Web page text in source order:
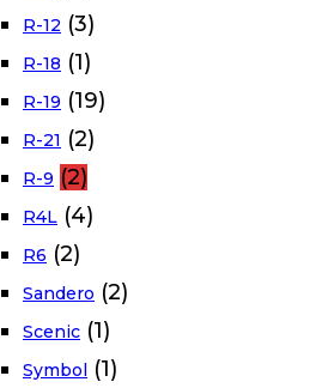
R-12 (3)
R-18 (1)
R-19 (19)
R-21 (2)
R-9 (2)
R4L (4)
R6 (2)
Sandero (2)
Scenic (1)
Symbol (1)